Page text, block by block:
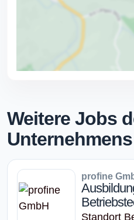
Weitere Jobs
Unternehmens
profine
Standort